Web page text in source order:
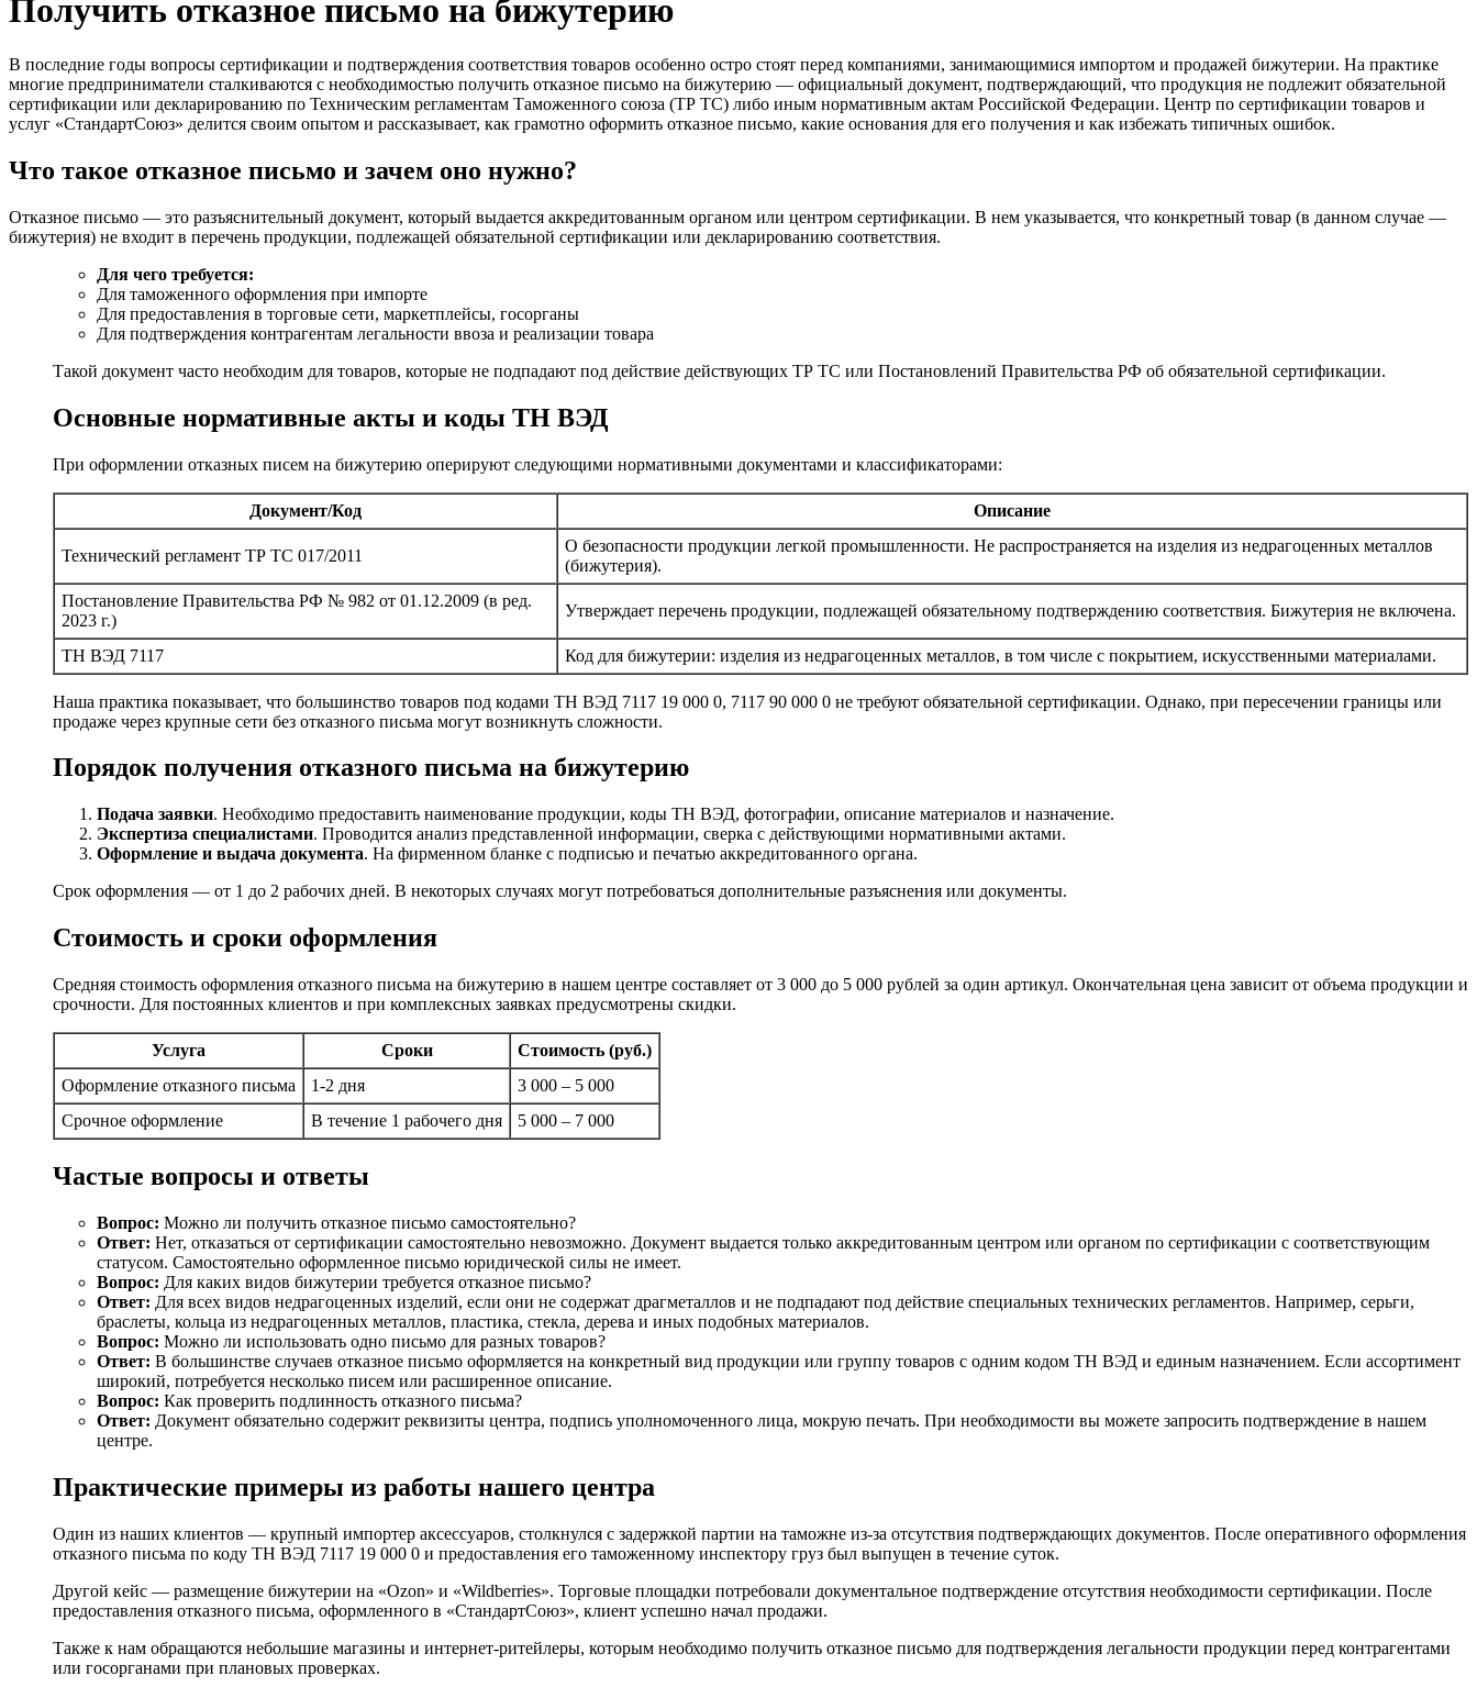
Получить отказное письмо на бижутерию
В последние годы вопросы сертификации и подтверждения соответствия товаров особенно остро стоят перед компаниями, занимающимися импортом и продажей бижутерии. На практике
многие предприниматели сталкиваются с необходимостью получить отказное письмо на бижутерию — официальный документ, подтверждающий, что продукция не подлежит обязательной
сертификации или декларированию по Техническим регламентам Таможенного союза (ТР ТС) либо иным нормативным актам Российской Федерации. Центр по сертификации товаров и
услуг «СтандартСоюз» делится своим опытом и рассказывает, как грамотно оформить отказное письмо, какие основания для его получения и как избежать типичных ошибок.
Что такое отказное письмо и зачем оно нужно?
Отказное письмо — это разъяснительный документ, который выдается аккредитованным органом или центром сертификации. В нем указывается, что конкретный товар (в данном случае —
бижутерия) не входит в перечень продукции, подлежащей обязательной сертификации или декларированию соответствия.
Для чего требуется:
Для таможенного оформления при импорте
Для предоставления в торговые сети, маркетплейсы, госорганы
Для подтверждения контрагентам легальности ввоза и реализации товара
Такой документ часто необходим для товаров, которые не подпадают под действие действующих ТР ТС или Постановлений Правительства РФ об обязательной сертификации.
Основные нормативные акты и коды ТН ВЭД
При оформлении отказных писем на бижутерию оперируют следующими нормативными документами и классификаторами:
Документ/Код Описание
Технический регламент ТР ТС 017/2011
О безопасности продукции легкой промышленности. Не распространяется на изделия из недрагоценных металлов
(бижутерия).
Постановление Правительства РФ № 982 от 01.12.2009 (в ред.
2023 г.)
Утверждает перечень продукции, подлежащей обязательному подтверждению соответствия. Бижутерия не включена.
ТН ВЭД 7117 Код для бижутерии: изделия из недрагоценных металлов, в том числе с покрытием, искусственными материалами.
Наша практика показывает, что большинство товаров под кодами ТН ВЭД 7117 19 000 0, 7117 90 000 0 не требуют обязательной сертификации. Однако, при пересечении границы или
продаже через крупные сети без отказного письма могут возникнуть сложности.
Порядок получения отказного письма на бижутерию
Подача заявки. Необходимо предоставить наименование продукции, коды ТН ВЭД, фотографии, описание материалов и назначение.
Экспертиза специалистами. Проводится анализ представленной информации, сверка с действующими нормативными актами.
Оформление и выдача документа. На фирменном бланке с подписью и печатью аккредитованного органа.
Срок оформления — от 1 до 2 рабочих дней. В некоторых случаях могут потребоваться дополнительные разъяснения или документы.
Стоимость и сроки оформления
Средняя стоимость оформления отказного письма на бижутерию в нашем центре составляет от 3 000 до 5 000 рублей за один артикул. Окончательная цена зависит от объема продукции и
срочности. Для постоянных клиентов и при комплексных заявках предусмотрены скидки.
Услуга Сроки
Стоимость (руб.)
Оформление отказного письма
1-2 дня
3 000 – 5 000
Срочное оформление
В течение 1 рабочего дня 5 000 – 7 000
Частые вопросы и ответы
Вопрос: Можно ли получить отказное письмо самостоятельно?
Ответ: Нет, отказаться от сертификации самостоятельно невозможно. Документ выдается только аккредитованным центром или органом по сертификации с соответствующим
статусом. Самостоятельно оформленное письмо юридической силы не имеет.
Вопрос: Для каких видов бижутерии требуется отказное письмо?
Ответ: Для всех видов недрагоценных изделий, если они не содержат драгметаллов и не подпадают под действие специальных технических регламентов. Например, серьги,
браслеты, кольца из недрагоценных металлов, пластика, стекла, дерева и иных подобных материалов.
Вопрос: Можно ли использовать одно письмо для разных товаров?
Ответ: В большинстве случаев отказное письмо оформляется на конкретный вид продукции или группу товаров с одним кодом ТН ВЭД и единым назначением. Если ассортимент
широкий, потребуется несколько писем или расширенное описание.
Вопрос: Как проверить подлинность отказного письма?
Ответ: Документ обязательно содержит реквизиты центра, подпись уполномоченного лица, мокрую печать. При необходимости вы можете запросить подтверждение в нашем
центре.
Практические примеры из работы нашего центра
Один из наших клиентов — крупный импортер аксессуаров, столкнулся с задержкой партии на таможне из-за отсутствия подтверждающих документов. После оперативного оформления
отказного письма по коду ТН ВЭД 7117 19 000 0 и предоставления его таможенному инспектору груз был выпущен в течение суток.
Другой кейс — размещение бижутерии на «Ozon» и «Wildberries». Торговые площадки потребовали документальное подтверждение отсутствия необходимости сертификации. После
предоставления отказного письма, оформленного в «СтандартСоюз», клиент успешно начал продажи.
Также к нам обращаются небольшие магазины и интернет-ритейлеры, которым необходимо получить отказное письмо для подтверждения легальности продукции перед контрагентами
или госорганами при плановых проверках.